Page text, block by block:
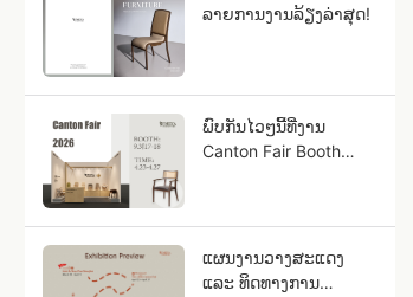
ລາຍການງານລ້ຽງລ່າສຸດ!
ພົບກັນໄວໆນີ້ທີ່ງານ
Canton Fair Booth
ແຜນງານວາງສະແດງ
ແລະ ທິດທາງການ